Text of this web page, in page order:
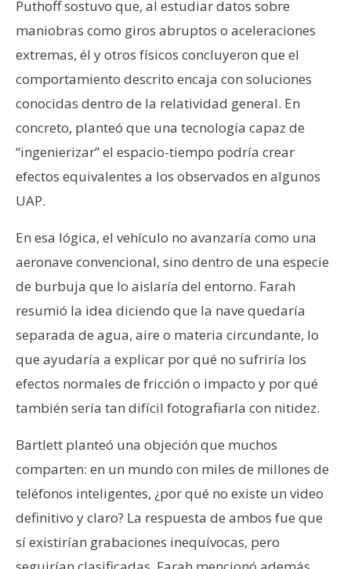
Puthoff sostuvo que, al estudiar datos sobre
maniobras como giros abruptos o aceleraciones
extremas, él y otros físicos concluyeron que el
comportamiento descrito encaja con soluciones
conocidas dentro de la relatividad general. En
concreto, planteó que una tecnología capaz de
“ingenierizar” el espacio-tiempo podría crear
efectos equivalentes a los observados en algunos
UAP.
En esa lógica, el vehículo no avanzaría como una
aeronave convencional, sino dentro de una especie
de burbuja que lo aislaría del entorno. Farah
resumió la idea diciendo que la nave quedaría
separada de agua, aire o materia circundante, lo
que ayudaría a explicar por qué no sufriría los
efectos normales de fricción o impacto y por qué
también sería tan difícil fotografiarla con nitidez.
Bartlett planteó una objeción que muchos
comparten: en un mundo con miles de millones de
teléfonos inteligentes, ¿por qué no existe un video
definitivo y claro? La respuesta de ambos fue que
sí existirían grabaciones inequívocas, pero